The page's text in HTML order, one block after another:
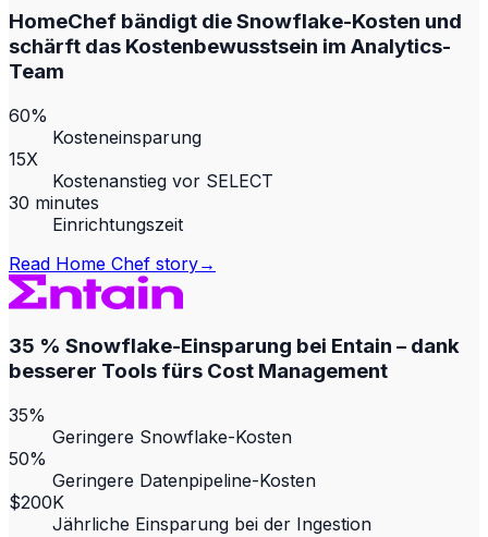
HomeChef bändigt die Snowflake-Kosten und
schärft das Kostenbewusstsein im Analytics-
Team
60%
Kosteneinsparung
15X
Kostenanstieg vor SELECT
30 minutes
Einrichtungszeit
Read Home Chef story→
35 % Snowflake-Einsparung bei Entain – dank
besserer Tools fürs Cost Management
35%
Geringere Snowflake-Kosten
50%
Geringere Datenpipeline-Kosten
$200K
Jährliche Einsparung bei der Ingestion